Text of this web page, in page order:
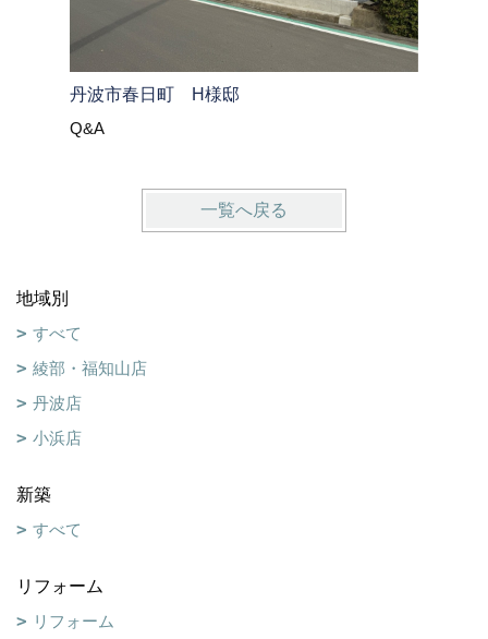
丹波市春日町 H様邸
Q&A
一覧へ戻る
地域別
すべて
綾部・福知山店
丹波店
小浜店
新築
すべて
リフォーム
リフォーム